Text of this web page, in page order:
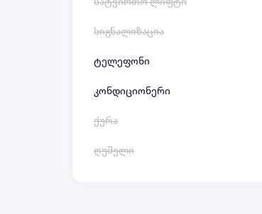
სიგნალიზაცია
ტელეფონი
კონდიციონერი
ქურა
ღუმელი